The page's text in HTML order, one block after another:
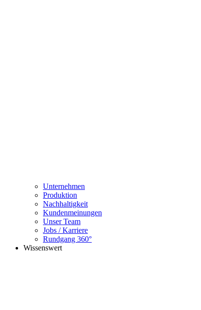
Unternehmen
Produktion
Nachhaltigkeit
Kundenmeinungen
Unser Team
Jobs / Karriere
Rundgang 360°
Wissenswert